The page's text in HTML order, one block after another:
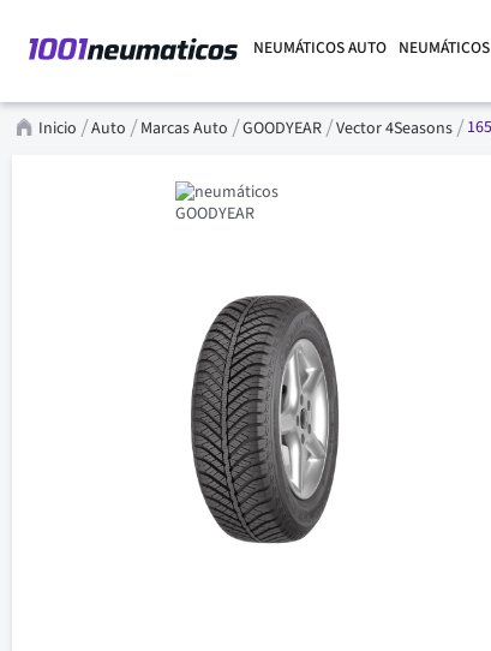
NEUMÁTICOS AUTO
Inicio Auto Marcas Auto GOODYEAR Vector 4Seasons